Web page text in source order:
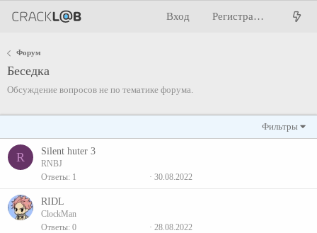
Вход Регистрация
Форум
Беседка
Обсуждение вопросов не по тематике форума.
Фильтры
R Silent huter 3
RNBJ
Ответы 1 30.08.2022
RIDL
ClockMan
Ответы 0 28.08.2022